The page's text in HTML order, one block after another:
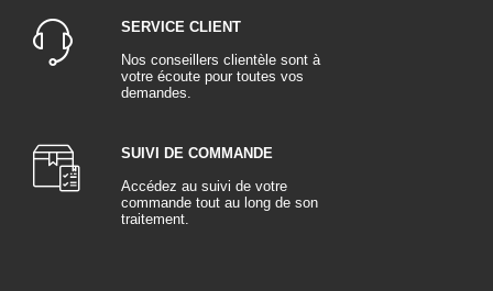
SERVICE CLIENT
Nos conseillers clientèle sont à
votre écoute pour toutes vos
demandes.
SUIVI DE COMMANDE
Accédez au suivi de votre
commande tout au long de son
traitement.